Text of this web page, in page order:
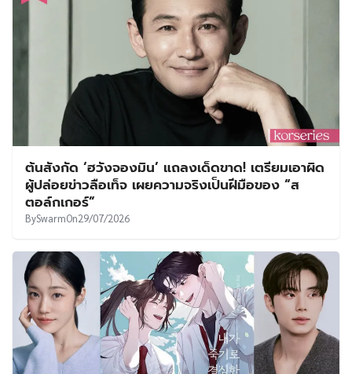
ต้นสังกัด ‘ฮวังจองมิน’ แถลงเด็ดขาด! เตรียมเอาผิด
ผู้ปล่อยข่าวลือเท็จ เผยความจริงเป็นฝีมือของ “ส
ตอล์กเกอร์”
BySwarmOn29/07/2026